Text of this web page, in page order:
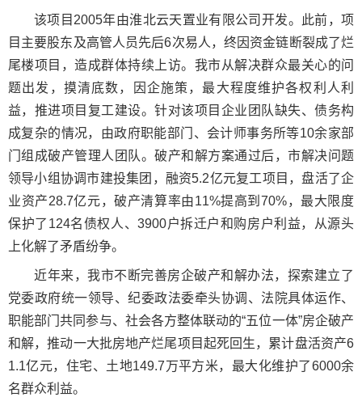
该项目2005年由淮北云天置业有限公司开发。此前，项
目主要股东及高管人员先后6次易人，终因资金链断裂成了烂
尾楼项目，造成群体持续上访。我市从解决群众最关心的问
题出发，摸清底数，因企施策，最大程度维护各权利人利
益，推进项目复工建设。针对该项目企业团队缺失、债务构
成复杂的情况，由政府职能部门、会计师事务所等10余家部
门组成破产管理人团队。破产和解方案通过后，市解决问题
领导小组协调市建投集团，融资5.2亿元复工项目，盘活了企
业资产28.7亿元，破产清算率由11%提高到70%，最大限度
保护了124名债权人、3900户拆迁户和购房户利益，从源头
上化解了矛盾纷争。
近年来，我市不断完善房企破产和解办法，探索建立了
党委政府统一领导、纪委政法委牵头协调、法院具体运作、
职能部门共同参与、社会各方整体联动的“五位一体”房企破产
和解，推动一大批房地产烂尾项目起死回生，累计盘活资产6
1.1亿元，住宅、土地149.7万平方米，最大化维护了6000余
名群众利益。